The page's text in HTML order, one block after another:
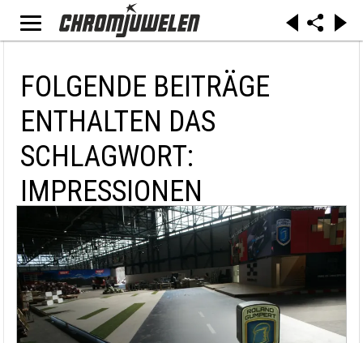
FOLGENDE BEITRÄGE
ENTHALTEN DAS
SCHLAGWORT:
IMPRESSIONEN